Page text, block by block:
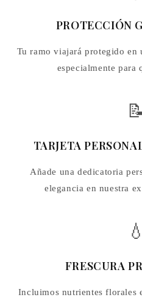
PROTECCIÓN
Tu ramo viajará protegido en
especialmente para
TARJETA
Añade una dedicatoria
elegancia en nuestra
💧
FRESCURA
Incluimos nutrientes florales